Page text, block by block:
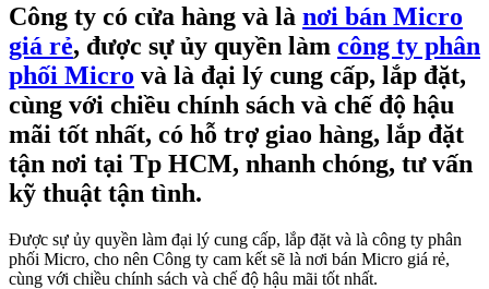
Công ty có cửa hàng và là nơi bán Micro
giá rẻ, được sự ủy quyền làm công ty phân
phối Micro và là đại lý cung cấp, lắp đặt,
cùng với chiều chính sách và chế độ hậu
mãi tốt nhất, có hỗ trợ giao hàng, lắp đặt
tận nơi tại Tp HCM, nhanh chóng, tư vấn
kỹ thuật tận tình.
Được sự ủy quyền làm đại lý cung cấp, lắp đặt và là công ty phân
phối Micro, cho nên Công ty cam kết sẽ là nơi bán Micro giá rẻ,
cùng với chiều chính sách và chế độ hậu mãi tốt nhất.